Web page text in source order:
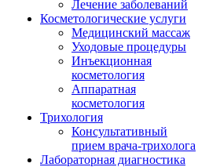
Лечение заболеваний
Косметологические услуги
Медицинский массаж
Уходовые процедуры
Инъекционная
косметология
Аппаратная
косметология
Трихология
Консультативный
прием врача-трихолога
Лабораторная диагностика